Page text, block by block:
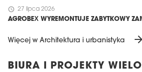
schedule 27 lipca 2026
AGROBEX WYREMONTUJE ZABYTKOWY
Więcej w Architektura i urbanistyka arrow_forward
BIURA I PROJEKTY